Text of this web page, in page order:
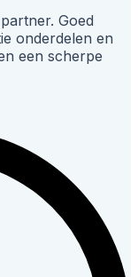
Goed
onderdelen en
een scherpe